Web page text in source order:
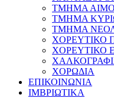
ΤΜΗΜΑ
ΤΜΗΜΑ
ΤΜΗΜΑ
ΧΟΡΕΥΤΙΚΟ
ΧΟΡΕΥΤΙΚΟ
ΧΟΡΩΔΙΑ
ΕΠΙΚΟΙΝΩΝΙΑ
ΙΜΒΡΙΩΤΙΚΑ